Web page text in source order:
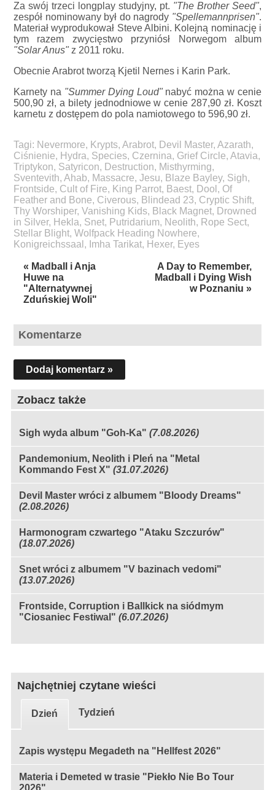
Za swój trzeci longplay studyjny, pt. "The Brother Seed",
zespół nominowany był do nagrody "Spellemannprisen".
Materiał wyprodukował Steve Albini. Kolejną nominację i
tym razem zwycięstwo przyniósł Norwegom album
"Solar Anus" z 2011 roku.
Obecnie Arabrot tworzą Kjetil Nernes i Karin Park.
Karnety na "Summer Dying Loud"nabyć można w cenie
500,90 zł, a bilety jednodniowe w cenie 287,90 zł. Koszt
karnetu z dostępem do pola namiotowego to 596,90 zł.
Tagi: Nevermore, Krypts,Arabrot, Devil Master,Azarath,
Ciśnienie, Hydra, Species, Czernina, Grief Circle,Atavia,
Triptykon, Satyricon, Destruction, Misthyrming,
Sventevith,Ahab, Massacre,Jesu, Blaze Bayley, Sigh,
Frontside, Cult of Fire, King Parrot, Baest, Dool , Of
Feather and Bone, Civerous, Blindead 23, Cryptic Shift,
Thy Worshiper,Vanishing Kids, Black Magnet, Drowned
in Silver, Hekla, Snet, Putridarium, Neolith, Rope Sect,
Stellar Blight,Wolfpack Heading Nowhere,
Konigreichssaal , Imha Tarikat, Hexer, Eyes
« Madball i Anja
Huwe na
"Alternatywnej
Zduńskiej Woli"
A Day to Remember,
Madball i Dying Wish
w Poznaniu »
Komentarze
Dodaj komentarz »
Zobacz także
Sigh wyda album "Goh-Ka" (7.08.2026)
Pandemonium, Neolith i Pleń na "Metal
Kommando Fest X" (31.07.2026)
Devil Master wróci z albumem "Bloody Dreams"
(2.08.2026)
Harmonogram czwartego "Ataku Szczurów"
(18.07.2026)
Snet wróci z albumem "V bazinach vedomi"
(13.07.2026)
Frontside, Corruption i Ballkick na siódmym
"Ciosaniec Festiwal" (6.07.2026)
Najchętniej czytane wieści
Dzień Tydzień
Zapis występu Megadeth na "Hellfest 2026"
Materia i Demeted w trasie "Piekło Nie Bo Tour